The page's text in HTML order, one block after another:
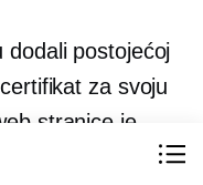
dodali postojećoj
za svoju
stranice je
certifikat za